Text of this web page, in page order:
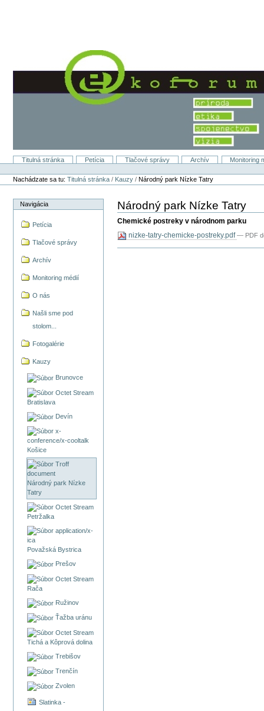
Titulná stránka Petícia Tlačové správy Archív
Monitoring
Osobné
nástroje
Nachádzate sa tu: Titulná stránka / Kauzy /Národný park Nízke Tatry
Navigácia
Petícia
Tlačové správy
Archív
Monitoring médií
O nás
Našli sme pod
stolom...
Fotogalérie
Kauzy
Brunovce
Bratislava
Devín
Košice
Národný park Nízke
Tatry
Petržalka
Považská Bystrica
Prešov
Rača
Ružinov
Ťažba uránu
Tichá a Kôprová dolina
Trebišov
Trenčín
Zvolen
Slatinka -
Národný park Nízke Tatry
Chemické postreky v národnom parku
nizke-tatry-chemicke-postreky.pdf— PDF